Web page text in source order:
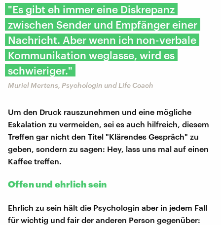
"Es gibt eh immer eine Diskrepanz
zwischen Sender und Empfänger einer
Nachricht. Aber wenn ich non-verbale
Kommunikation weglasse, wird es
schwieriger."
Muriel Mertens, Psychologin und Life Coach
Um den Druck rauszunehmen und eine mögliche
Eskalation zu vermeiden, sei es auch hilfreich, diesem
Treffen gar nicht den Titel "Klärendes Gespräch" zu
geben, sondern zu sagen: Hey, lass uns mal auf einen
Kaffee treffen.
Offen und ehrlich sein
Ehrlich zu sein hält die Psychologin aber in jedem Fall
für wichtig und fair der anderen Person gegenüber: